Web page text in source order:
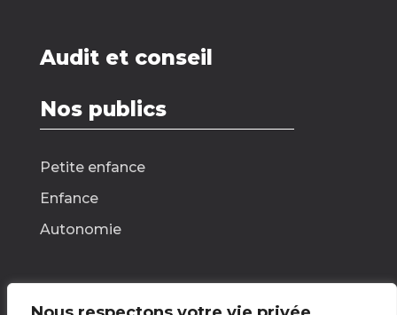
Audit et conseil
Nos publics
Petite enfance
Enfance
Autonomie